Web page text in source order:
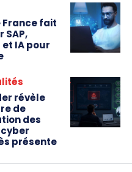
fait
SAP,
IA pour
révèle
de
des
présente